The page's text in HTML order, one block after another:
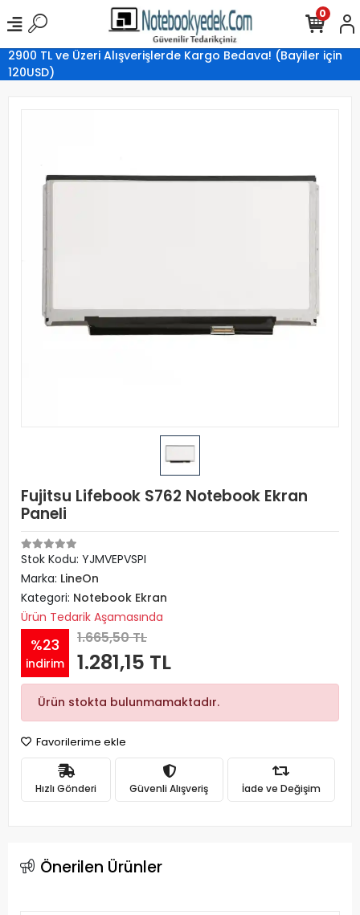
2900 TL ve Üzeri Alışverişlerde Kargo Bedava! (Bayiler için
120USD)
0
Fujitsu Lifebook S762 Notebook Ekran
Paneli
Stok Kodu: YJMVEPVSPI
Marka: LineOn
Kategori: Notebook Ekran
Ürün Tedarik Aşamasında
%23
indirim
1.665,50 TL
1.281,15 TL
Ürün stokta bulunmamaktadır.
Favorilerime ekle
Hızlı Gönderi Güvenli Alışveriş İade ve Değişim
Önerilen Ürünler